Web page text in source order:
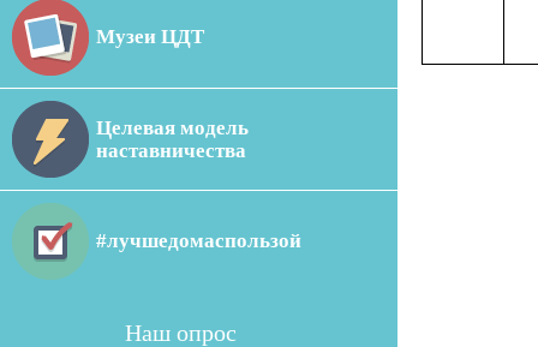
Музеи ЦДТ
Целевая модель
наставничества
#лучшедомаспользой
Наш опрос